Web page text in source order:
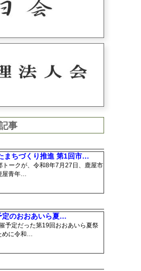
事
まちづくり推進 第1回市…
ークが、令和8年7月27日、鹿屋市
青年…
定のおおあいら夏…
予定だった第19回おおあいら夏祭
めに令和…